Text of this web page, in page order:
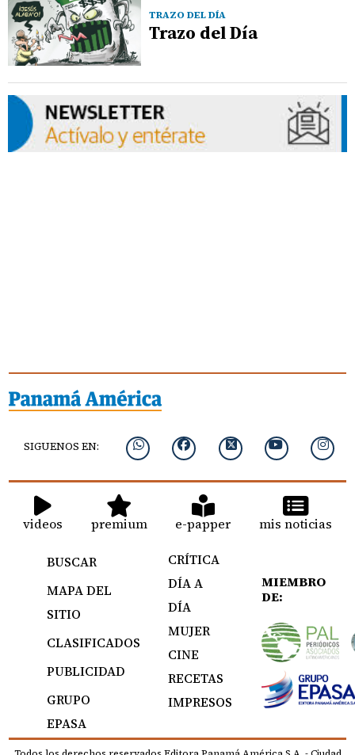
TRAZO DEL DÍA
Trazo del Día
SIGUENOS EN:
videos premium e-papper mis noticias
BUSCAR
MAPA DEL
SITIO
CLASIFICADOS
PUBLICIDAD
GRUPO
EPASA
CRÍTICA
DÍA A
DÍA
MUJER
CINE
RECETAS
IMPRESOS
MIEMBRO
DE: